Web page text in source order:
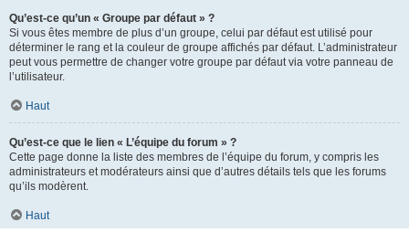
Qu’est-ce qu’un « Groupe par défaut » ?
Si vous êtes membre de plus d’un groupe, celui par défaut est utilisé pour
déterminer le rang et la couleur de groupe affichés par défaut. L’administrateur
peut vous permettre de changer votre groupe par défaut via votre panneau de
l’utilisateur.
Haut
Qu’est-ce que le lien « L’équipe du forum » ?
Cette page donne la liste des membres de l’équipe du forum, y compris les
administrateurs et modérateurs ainsi que d’autres détails tels que les forums
qu’ils modèrent.
Haut